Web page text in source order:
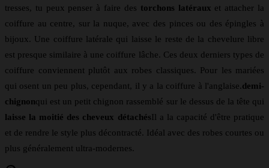
tresses, tu peux penser à faire des torchons latéraux et attacher la
coiffure au centre, sur la nuque, avec des pinces ou des épingles à
bijoux. Une coiffure latérale qui laisse le reste de la chevelure libre
est presque similaire à une coiffure lâche. Ces deux derniers types de
coiffure conviennent plutôt aux robes classiques. Pour les mariées
qui osent un peu plus, cependant, il y a la coiffure à l'anglaise.demi-
chignonqui est un petit chignon rassemblé sur le dessus de la tête qui
laisse la moitié des cheveux détachésIl a la capacité d'être pratique
et de rendre le style plus décontracté. Idéal avec des robes courtes ou
plus généralement ultra-modernes.